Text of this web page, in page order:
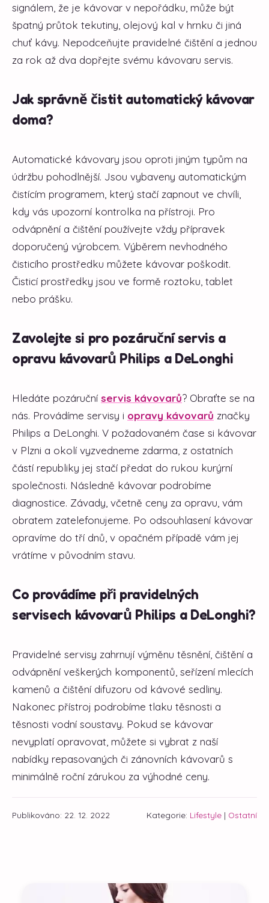
signálem, že je kávovar v nepořádku, může být
špatný průtok tekutiny, olejový kal v hrnku či jiná
chuť kávy. Nepodceňujte pravidelné čištění a jednou
za rok až dva dopřejte svému kávovaru servis.
Jak správně čistit automatický kávovar
doma?
Automatické kávovary jsou oproti jiným typům na
údržbu pohodlnější. Jsou vybaveny automatickým
čistícím programem, který stačí zapnout ve chvíli,
kdy vás upozorní kontrolka na přístroji. Pro
odvápnění a čištění používejte vždy přípravek
doporučený výrobcem. Výběrem nevhodného
čisticího prostředku můžete kávovar poškodit.
Čisticí prostředky jsou ve formě roztoku, tablet
nebo prášku.
Zavolejte si pro pozáruční servis a
opravu kávovarů Philips a DeLonghi
Hledáte pozáruční servis kávovarů? Obraťte se na
nás. Provádíme servisy i opravy kávovarů značky
Philips a DeLonghi. V požadovaném čase si kávovar
v Plzni a okolí vyzvedneme zdarma, z ostatních
částí republiky jej stačí předat do rukou kurýrní
společnosti. Následně kávovar podrobíme
diagnostice. Závady, včetně ceny za opravu, vám
obratem zatelefonujeme. Po odsouhlasení kávovar
opravíme do tří dnů, v opačném případě vám jej
vrátíme v původním stavu.
Co provádíme při pravidelných
servisech kávovarů Philips a DeLonghi?
Pravidelné servisy zahrnují výměnu těsnění, čištění a
odvápnění veškerých komponentů, seřízení mlecích
kamenů a čištění difuzoru od kávové sedliny.
Nakonec přístroj podrobíme tlaku těsnosti a
těsnosti vodní soustavy. Pokud se kávovar
nevyplatí opravovat, můžete si vybrat z naší
nabídky repasovaných či zánovních kávovarů s
minimálně roční zárukou za výhodné ceny.
Publikováno: 22. 12. 2022 Kategorie: Lifestyle | Ostatní